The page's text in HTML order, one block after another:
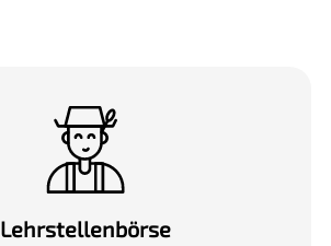
Lehrstellen­börse